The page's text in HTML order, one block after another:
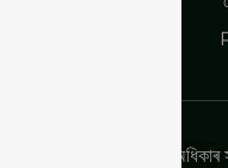
কপিৰাইট ২০২৫| সকলো